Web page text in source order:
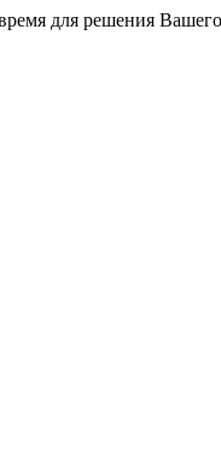
для решения